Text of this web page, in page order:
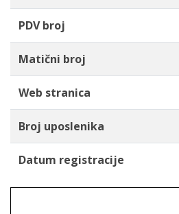
PDV broj
Matični broj
Web stranica
Broj uposlenika
Datum registracije